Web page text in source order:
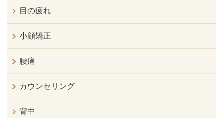
目の疲れ
小顔矯正
腰痛
カウンセリング
背中